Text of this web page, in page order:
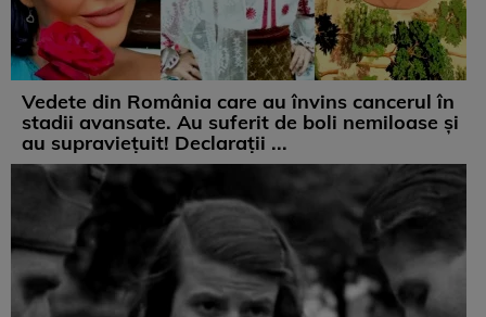
Vedete din România care au învins cancerul în
stadii avansate. Au suferit de boli nemiloase şi
au supravieţuit! Declarații ...